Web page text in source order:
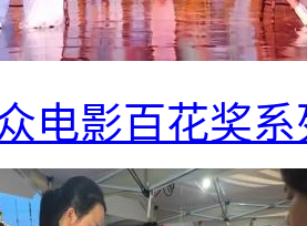
电影百花奖